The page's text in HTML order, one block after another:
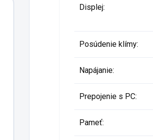
Displej:
Posúdenie klímy:
Napájanie:
Prepojenie s PC:
Pameť: